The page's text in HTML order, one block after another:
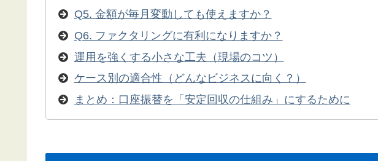
Q5. 金額が毎月変動しても使えますか？
Q6. ファクタリングに有利になりますか？
運用を強くする小さな工夫（現場のコツ）
ケース別の適合性（どんなビジネスに向く？）
まとめ：口座振替を「安定回収の仕組み」にするために